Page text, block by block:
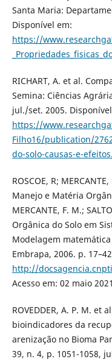
Santa Maria:
Disponível em:
https://
RICHART, A. et al.
Semina: Ciências
jul./set. 2005.
https://
Filho16/publication/
do-solo-causas-e-
ROSCOE, R;
Manejo e Matéria
MERCANTE, F. M.;
Orgânica do Solo em
Modelagem
Embrapa, 2006. p.
http://
Acesso em: 02 maio
ROVEDDER, A. P. M. et
bioindicadores da
arenização no Bioma
39, n. 4, p. 1051-1058,